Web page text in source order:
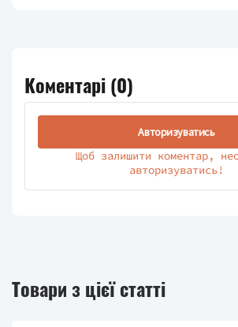
Коментарі (0)
Щоб залишити коментар,
авторизуватись!
Авторизуватись
Товари з цієї статті